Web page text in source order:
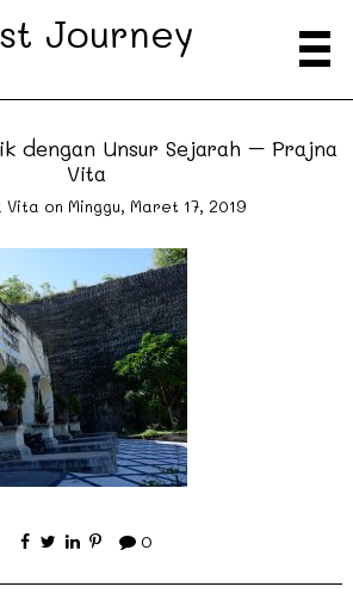
Journey
dengan Unsur Sejarah – Prajna
Vita
Vita on Minggu, Maret 17, 2019
0